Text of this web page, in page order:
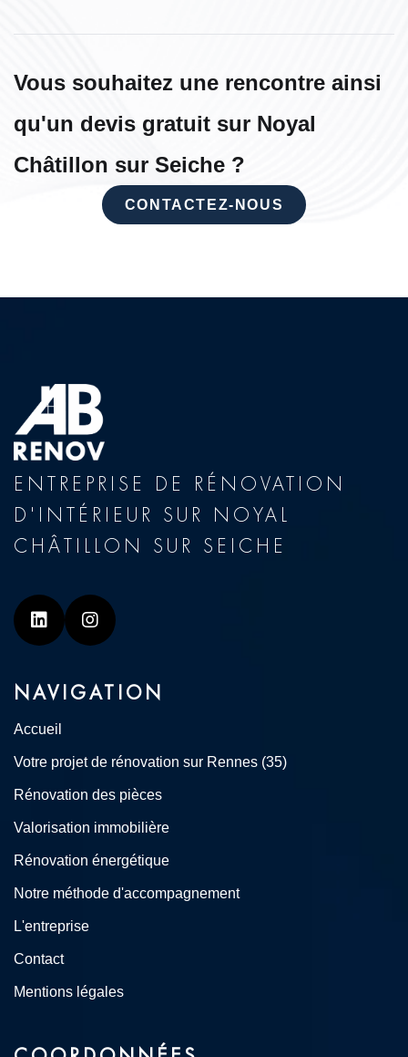
Vous souhaitez une rencontre ainsi
qu'un devis gratuit sur Noyal
Châtillon sur Seiche ?
CONTACTEZ-NOUS
ENTREPRISE DE RÉNOVATION
D'INTÉRIEUR SUR NOYAL
CHÂTILLON SUR SEICHE
Linkedin Instagram
NAVIGATION
Accueil
Votre projet de rénovation sur Rennes (35)
Rénovation des pièces
Valorisation immobilière
Rénovation énergétique
Notre méthode d'accompagnement
L'entreprise
Contact
Mentions légales